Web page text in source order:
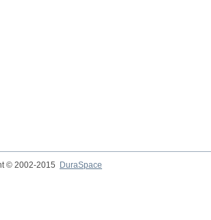
© 2002-2015
DuraSpace